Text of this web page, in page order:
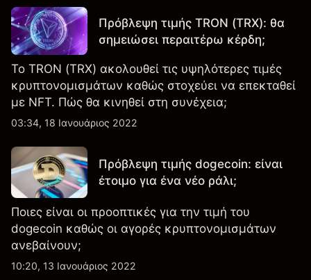
Πρόβλεψη τιμής TRON (TRX): θα
σημειώσει περαιτέρω κέρδη;
Το TRON (TRX) ακολουθεί τις υψηλότερες τιμές
κρυπτονομισμάτων καθώς στοχεύει να επεκταθεί
με NFT. Πώς θα κινηθεί στη συνέχεια;
03:34, 18 Ιανουάριος 2022
Πρόβλεψη τιμής dogecoin: είναι
έτοιμο για ένα νέο ράλι;
Ποιες είναι οι προοπτικές για την τιμή του
dogecoin καθώς οι αγορές κρυπτονομισμάτων
ανεβαίνουν;
10:20, 13 Ιανουάριος 2022